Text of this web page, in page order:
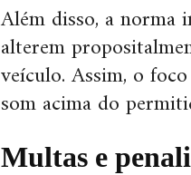
Além disso, a norma
alterem
veículo. Assim, o
som acima do
Multas e